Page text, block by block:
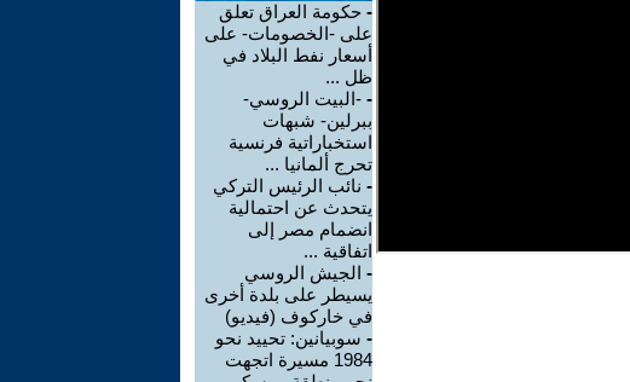
- حكومة العراق تعلق
على -الخصومات- على
أسعار نفط البلاد في
ظل ...
- -البيت الروسي-
ببرلين- شبهات
استخباراتية فرنسية
تحرج ألمانيا ...
- نائب الرئيس التركي
يتحدث عن احتمالية
انضمام مصر إلى
اتفاقية ...
- الجيش الروسي
يسيطر على بلدة أخرى
في خاركوف (فيديو)
- سوبيانين: تحييد نحو
1984 مسيرة اتجهت